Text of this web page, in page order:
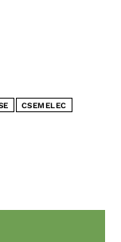
CSEMELEC